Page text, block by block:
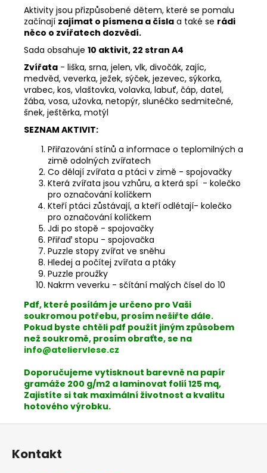
Aktivity jsou přizpůsobené dětem, které se pomalu
začínají zajímat o písmena a čísla a také se rádi
něco o zvířatech dozvědí.
Sada obsahuje 10 aktivit, 22 stran A4
Zvířata - liška, srna, jelen, vlk, divočák, zajíc,
medvěd, veverka, ježek, sýček, jezevec, sýkorka,
vrabec, kos, vlaštovka, volavka, labuť, čáp, datel,
žába, vosa, užovka, netopýr, slunéčko sedmitečné,
šnek, ještěrka, motýl
SEZNAM AKTIVIT:
Přiřazování stínů a informace o teplomilných a
zimě odolných zvířatech
Co dělají zvířata a ptáci v zimě - spojovačky
Která zvířata jsou vzhůru, a která spí - kolečko
pro označování kolíčkem
Kteří ptáci zůstávají, a kteří odlétají- kolečko
pro označování kolíčkem
Jdi po stopě - spojovačky
Přiřaď stopu - spojovačka
Puzzle stopy zvířat ve sněhu
Hledej a počítej zvířata a ptáky
Puzzle proužky
Nakrm veverku - sčítání malých čísel do 10
Pdf, které posílám je určeno pro Vaši
soukromou potřebu, prosím nešiřte dále.
Pokud byste chtěli pdf použít jiným způsobem
než soukromě, prosím obraťte, se na
info@ateliervlese.cz
Doporučujeme vytisknout barevně na papír
gramáže 200 g/m2 a laminovat folií 125 mq,
Zajistíte si tak maximální životnost a kvalitu
hotového výrobku.
Kontakt